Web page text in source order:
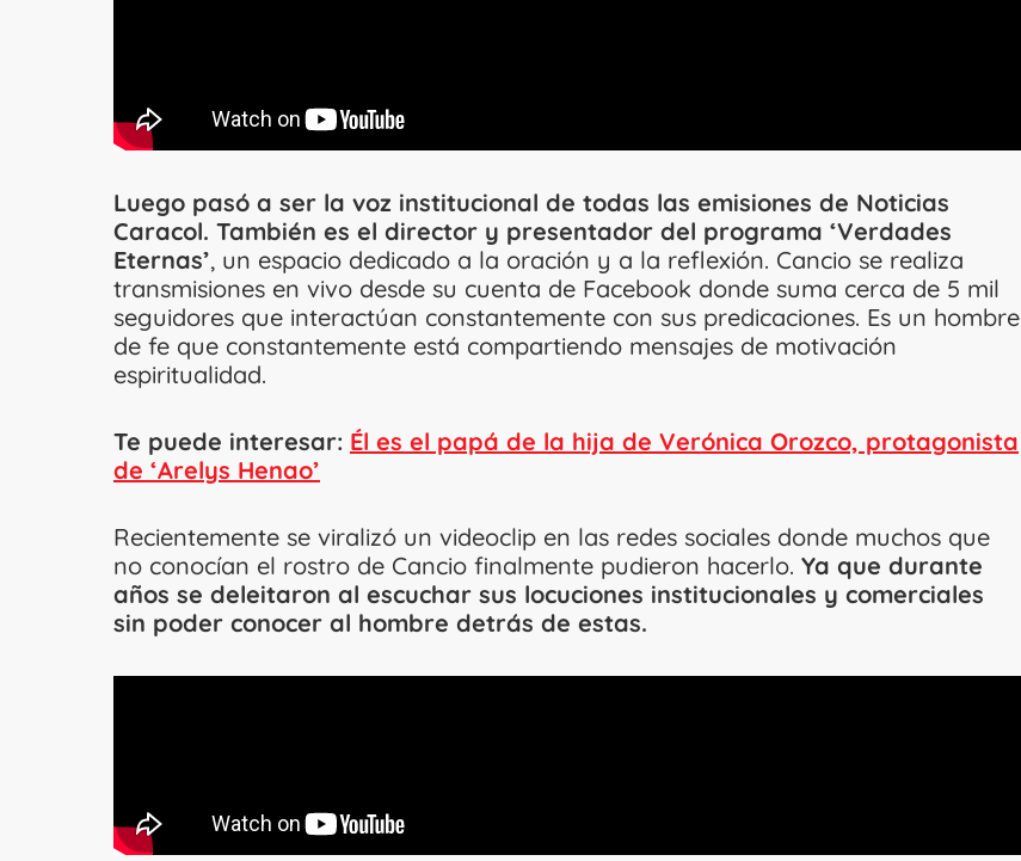
Luego pasó a ser la voz institucional de todas las emisiones de Noticias
Caracol. También es el director y presentador del programa ‘Verdades
Eternas’, un espacio dedicado a la oración y a la reflexión. Cancio se realiza
transmisiones en vivo desde su cuenta de Facebook donde suma cerca de 5 mil
seguidores que interactúan constantemente con sus predicaciones. Es un hombre
de fe que constantemente está compartiendo mensajes de motivación
espiritualidad.
Te puede interesar: Él es el papá de la hija de Verónica Orozco, protagonista
de ‘Arelys Henao’
Recientemente se viralizó un videoclip en las redes sociales donde muchos que
no conocían el rostro de Cancio finalmente pudieron hacerlo. Ya que durante
años se deleitaron al escuchar sus locuciones institucionales y comerciales
sin poder conocer al hombre detrás de estas.